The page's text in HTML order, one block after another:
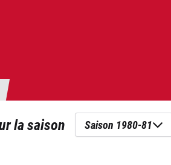
la saison Saison 1980-81